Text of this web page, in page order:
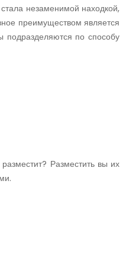
незаменимой находкой,
преимуществом является
подразделяются по способу
Разместить вы их